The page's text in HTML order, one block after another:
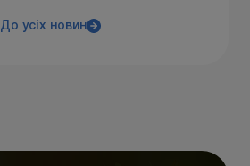
До усіх новин